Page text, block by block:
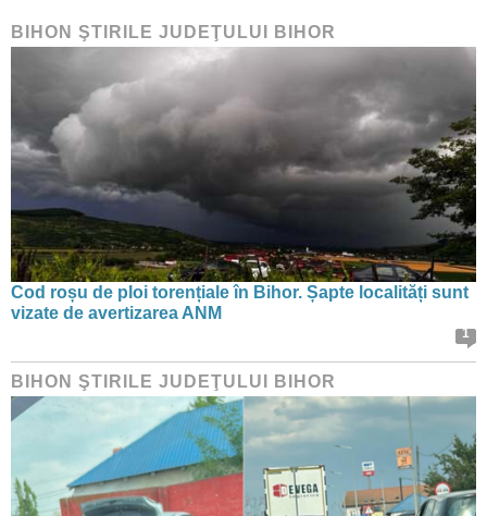
BIHON ŞTIRILE JUDEŢULUI BIHOR
Cod roșu de ploi torențiale în Bihor. Șapte localități sunt
vizate de avertizarea ANM
1
BIHON ŞTIRILE JUDEŢULUI BIHOR